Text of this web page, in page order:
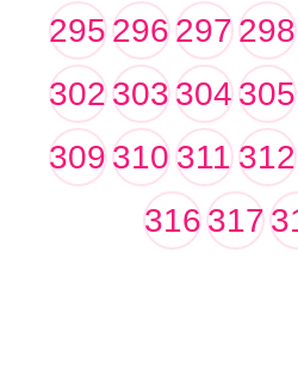
295296297298
302303304305
309310311312
316317